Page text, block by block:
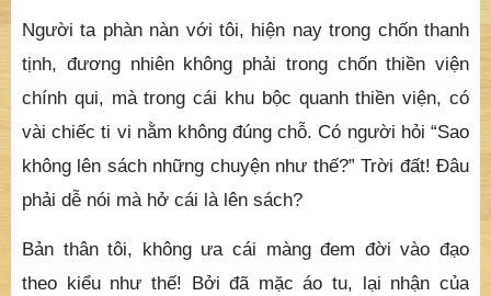
Người ta phàn nàn với tôi, hiện nay trong chốn thanh
tịnh, đương nhiên không phải trong chốn thiền viện
chính qui, mà trong cái khu bộc quanh thiền viện, có
vài chiếc ti vi nằm không đúng chỗ. Có người hỏi “Sao
không lên sách những chuyện như thế?” Trời đất! Đâu
phải dễ nói mà hở cái là lên sách?
Bản thân tôi, không ưa cái màng đem đời vào đạo
theo kiểu như thế! Bởi đã mặc áo tu, lại nhận của